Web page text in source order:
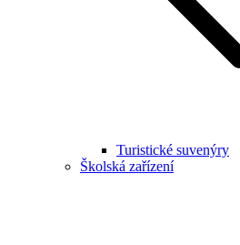
Turistické suvenýry
Školská zařízení